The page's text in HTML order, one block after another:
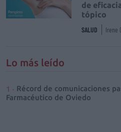
de
tópico
SALUD Irene
Lo más leído
Récord de comunicaciones
Farmacéutico de Oviedo